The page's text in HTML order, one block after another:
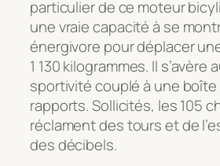
particulier de ce moteur
une vraie capacité à se
énergivore pour déplacer
1 130 kilogrammes. Il s’avère
sportivité couplé à une boîte
rapports. Sollicités, les 105
réclament des tours et de
des décibels.